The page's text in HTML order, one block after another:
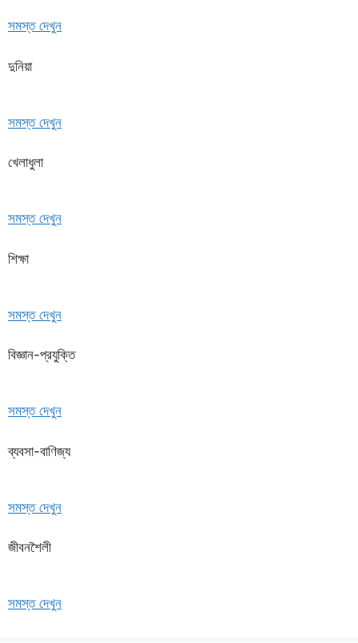
সমস্ত দেখুন
দুনিয়া
সমস্ত দেখুন
খেলাধুলা
সমস্ত দেখুন
শিক্ষা
সমস্ত দেখুন
বিজ্ঞান-প্রযুক্তি
সমস্ত দেখুন
ব্যবসা-বাণিজ্য
সমস্ত দেখুন
জীবনশৈলী
সমস্ত দেখুন